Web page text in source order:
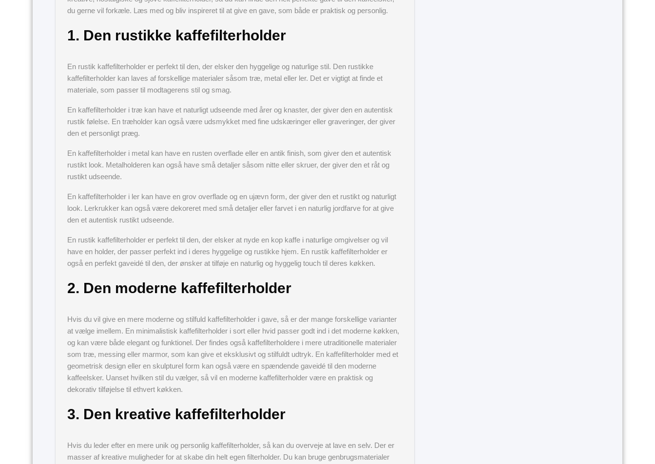
du gerne vil forkæle. Læs med og bliv inspireret til at give en gave, som både er praktisk og personlig.
1. Den rustikke kaffefilterholder
En rustik kaffefilterholder er perfekt til den, der elsker den hyggelige og naturlige stil. Den rustikke
kaffefilterholder kan laves af forskellige materialer såsom træ, metal eller ler. Det er vigtigt at finde et
materiale, som passer til modtagerens stil og smag.
En kaffefilterholder i træ kan have et naturligt udseende med årer og knaster, der giver den en autentisk
rustik følelse. En træholder kan også være udsmykket med fine udskæringer eller graveringer, der giver
den et personligt præg.
En kaffefilterholder i metal kan have en rusten overflade eller en antik finish, som giver den et autentisk
rustikt look. Metalholderen kan også have små detaljer såsom nitte eller skruer, der giver den et råt og
rustikt udseende.
En kaffefilterholder i ler kan have en grov overflade og en ujævn form, der giver den et rustikt og naturligt
look. Lerkrukker kan også være dekoreret med små detaljer eller farvet i en naturlig jordfarve for at give
den et autentisk rustikt udseende.
En rustik kaffefilterholder er perfekt til den, der elsker at nyde en kop kaffe i naturlige omgivelser og vil
have en holder, der passer perfekt ind i deres hyggelige og rustikke hjem. En rustik kaffefilterholder er
også en perfekt gaveidé til den, der ønsker at tilføje en naturlig og hyggelig touch til deres køkken.
2. Den moderne kaffefilterholder
Hvis du vil give en mere moderne og stilfuld kaffefilterholder i gave, så er der mange forskellige varianter
at vælge imellem. En minimalistisk kaffefilterholder i sort eller hvid passer godt ind i det moderne køkken,
og kan være både elegant og funktionel. Der findes også kaffefilterholdere i mere utraditionelle materialer
som træ, messing eller marmor, som kan give et eksklusivt og stilfuldt udtryk. En kaffefilterholder med et
geometrisk design eller en skulpturel form kan også være en spændende gaveidé til den moderne
kaffeelsker. Uanset hvilken stil du vælger, så vil en moderne kaffefilterholder være en praktisk og
dekorativ tilføjelse til ethvert køkken.
3. Den kreative kaffefilterholder
Hvis du leder efter en mere unik og personlig kaffefilterholder, så kan du overveje at lave en selv. Der er
masser af kreative muligheder for at skabe din helt egen filterholder. Du kan bruge genbrugsmaterialer